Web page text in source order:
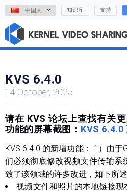
中国人 知识库 支持
KVS 6.4.0
14 October, 2025
请在 KVS 论坛上查找有关
功能的屏幕截图： KVS 6.4.0
KVS 6.4.0 的新增功能： 1）由
们必须彻底修改视频文件传输系
致了该领域的许多改进，如下所述
视频文件和照片的本地链接